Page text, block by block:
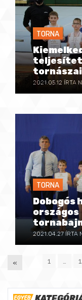
TORNA
tornászai
2021.05.12 ÍRTA
TORNA
Dobogós
országos
2021.04.27 ÍRTA
P
« 1 …